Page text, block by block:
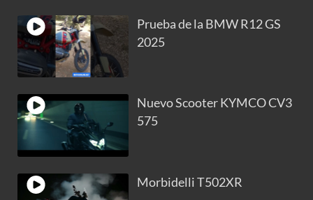
Prueba de la BMW R12 GS
2025
Nuevo Scooter KYMCO CV3
575
Morbidelli T502XR